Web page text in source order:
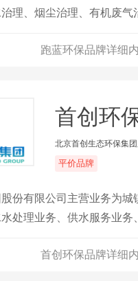
理、烟尘治理、有机废
、斜管沉淀器、高效厌氧
跑蓝环保品牌详细
首创环
北京首创生态环保集
平价品牌
份有限公司主营业务为
处理业务、供水服务业
首创环保品牌详细